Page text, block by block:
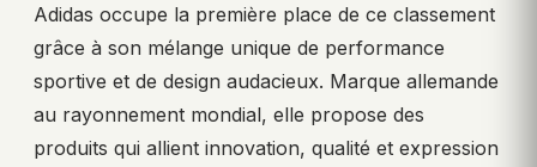
Adidas occupe la première place de ce classement
grâce à son mélange unique de performance
sportive et de design audacieux. Marque allemande
au rayonnement mondial, elle propose des
produits qui allient innovation, qualité et expression